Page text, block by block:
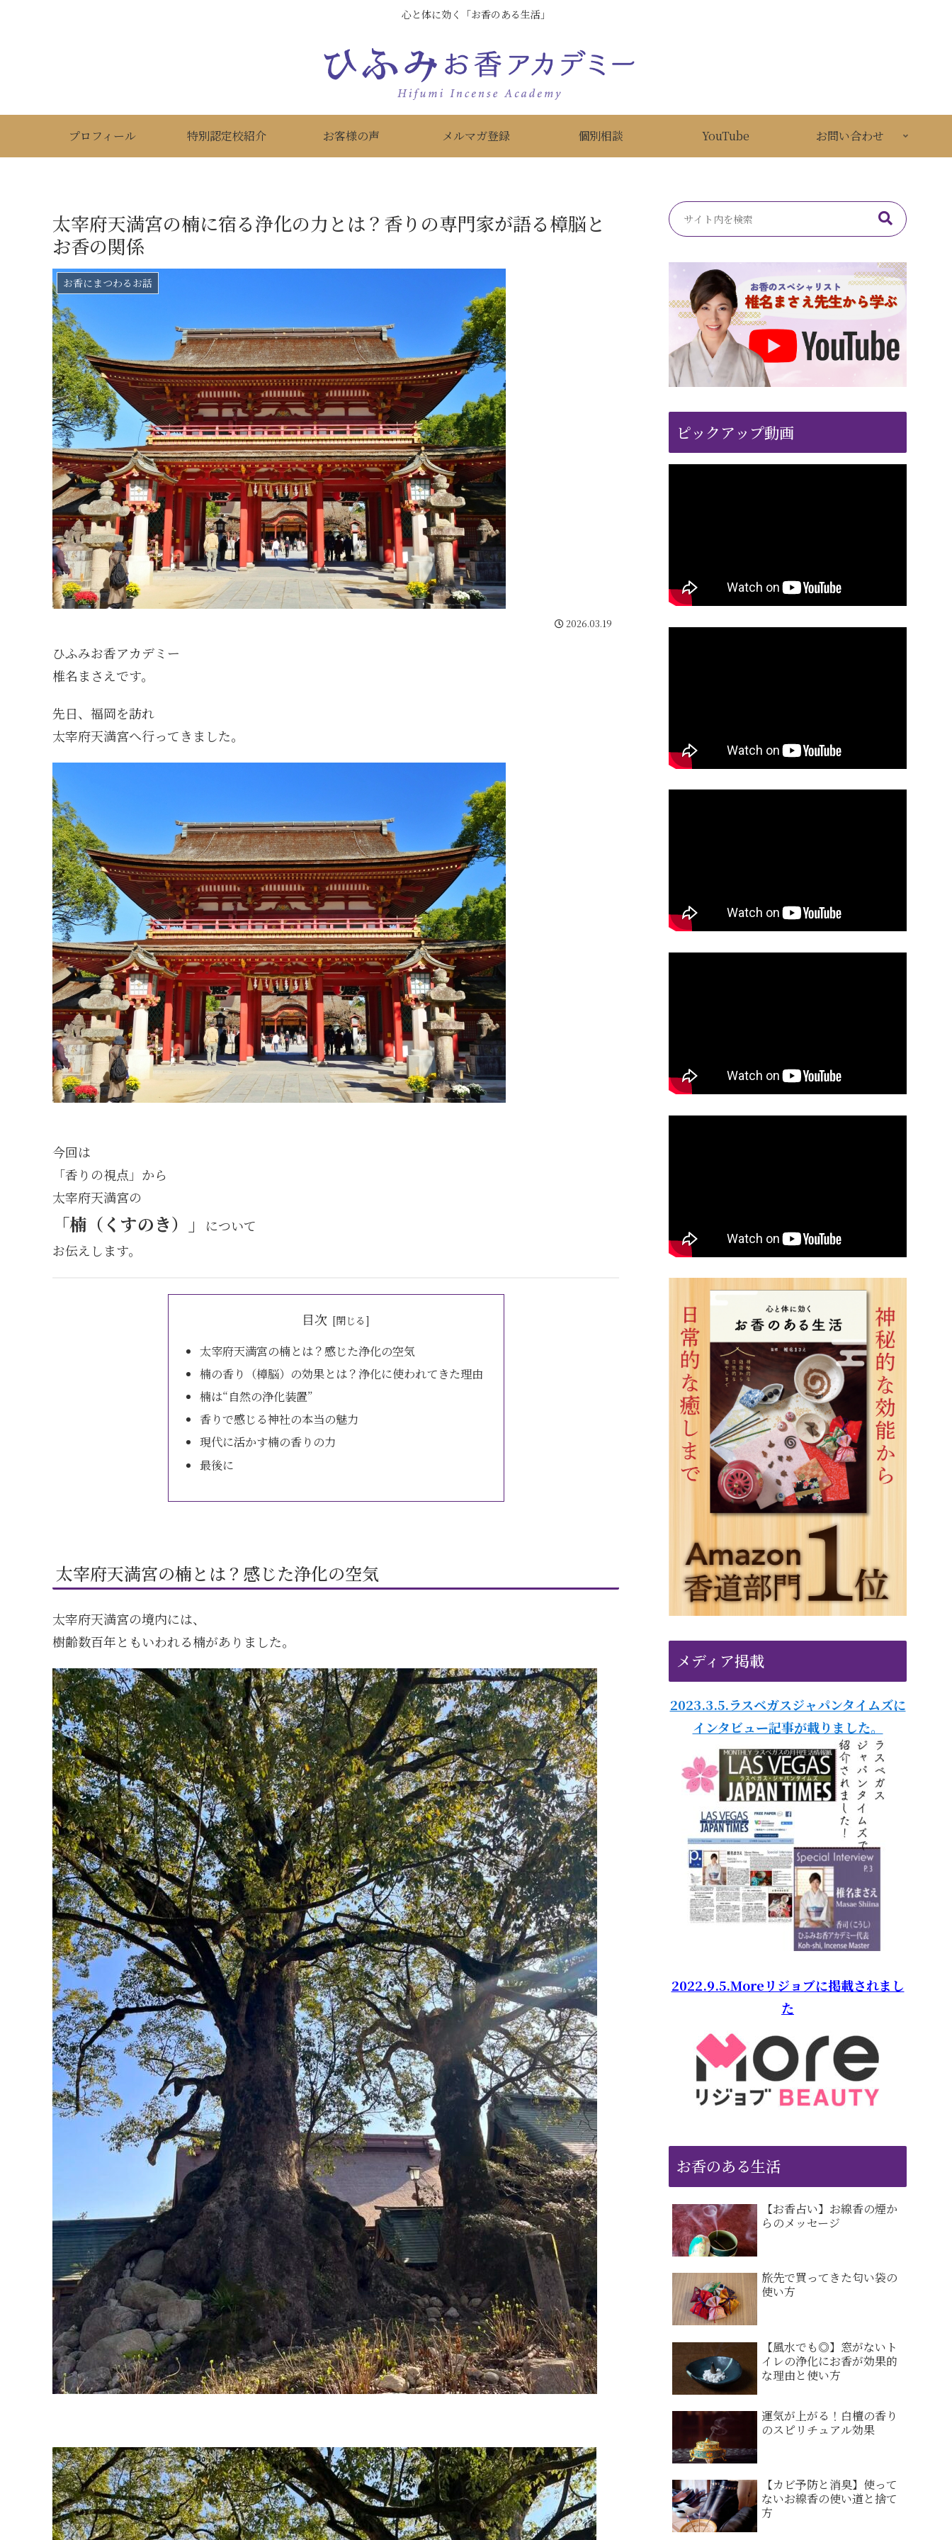
心と体に効く「お香のある生活」
プロフィール 特別認定校紹介 お客様の声 メルマガ登録 個別相談 YouTube お問い合わせ
太宰府天満宮の楠に宿る浄化の力とは？香りの専門家が語る樟脳と
お香の関係
お香にまつわるお話
2026.03.19
ひふみお香アカデミー
椎名まさえです。
先日、福岡を訪れ
太宰府天満宮へ行ってきました。
今回は
「香りの視点」から
太宰府天満宮の
「楠（くすのき）」
について
お伝えします。
目次
太宰府天満宮の楠とは？感じた浄化の空気
楠の香り（樟脳）の効果とは？浄化に使われてきた理由
楠は“自然の浄化装置”
香りで感じる神社の本当の魅力
現代に活かす楠の香りの力
最後に
太宰府天満宮の楠とは？感じた浄化の空気
太宰府天満宮の境内には、
樹齢数百年ともいわれる楠がありました。
ピックアップ動画
メディア掲載
2023.3.5.ラスベガスジャパンタイムズに
インタビュー記事が載りました。
2022.9.5.Moreリジョブに掲載されまし
た
お香のある生活
【お香占い】お線香の煙か
らのメッセージ
旅先で買ってきた匂い袋の
使い方
【風水でも◎】窓がないト
イレの浄化にお香が効果的
な理由と使い方
運気が上がる！白檀の香り
のスピリチュアル効果
【カビ予防と消臭】使って
ないお線香の使い道と捨て
方